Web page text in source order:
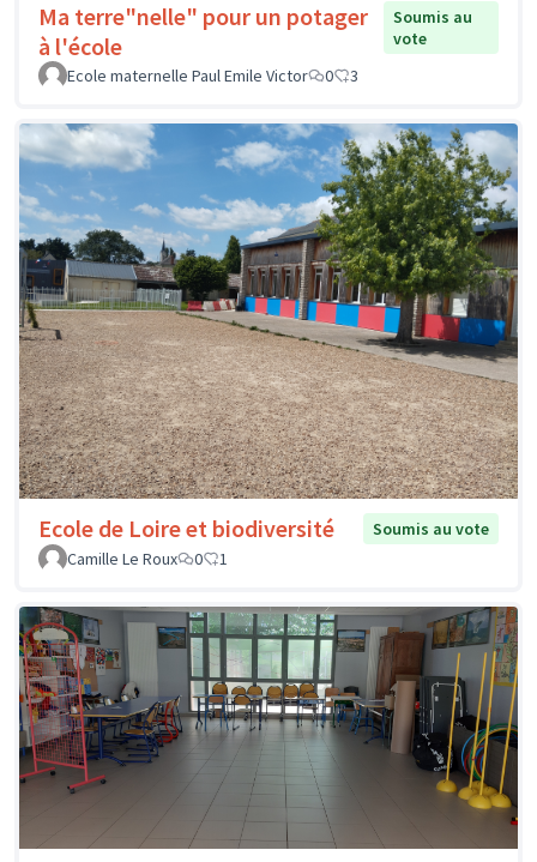
Ma terre"nelle" pour un potager
à l'école
Soumis au
vote
Ecole maternelle Paul Emile Victor
0 3
Ecole de Loire et biodiversité
Soumis au vote
Camille Le Roux
0 1